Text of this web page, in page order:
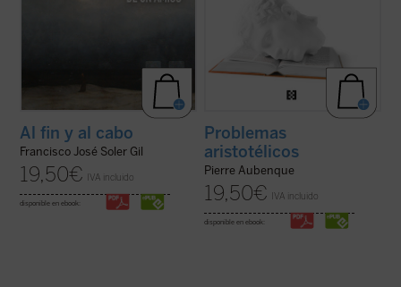
Al fin y al cabo
Francisco José Soler Gil
19,50€ IVA incluido
disponible en ebook:
Problemas
aristotélicos
Pierre Aubenque
19,50€ IVA incluido
disponible en ebook: